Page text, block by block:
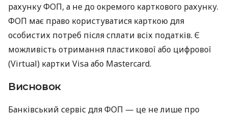
рахунку ФОП, а не до окремого карткового рахунку.
ФОП має право користуватися карткою для
особистих потреб після сплати всіх податків. Є
можливість отримання пластикової або цифрової
(Virtual) картки Visa або Mastercard.
Висновок
Банківський сервіс для ФОП — це не лише про